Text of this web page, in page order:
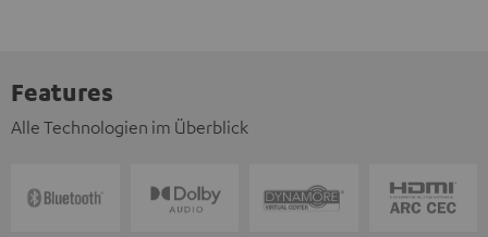
Features
Alle Technologien im Überblick